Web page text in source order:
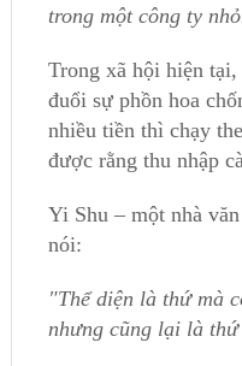
trong một công ty
Trong xã hội hiện tại,
đuổi sự phồn hoa
nhiều tiền thì chạy
được rằng thu nhập
Yi Shu – một nhà
nói:
"Thể diện là thứ mà
nhưng cũng lại là